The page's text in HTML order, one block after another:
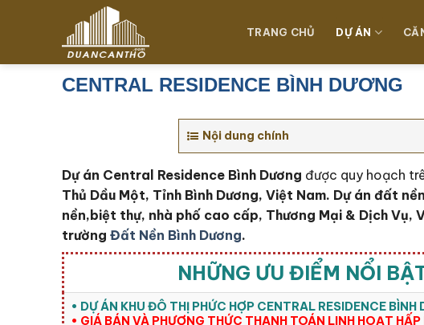
dung
TRANG CHỦ DỰ ÁN
CENTRAL RESIDENCE BÌNH DƯƠNG
Nội dung chính
Dự án Central Residence Bình Dương được quy hoạch
Thủ Dầu Một, Tỉnh Bình Dương, Việt Nam. Dự án đất
nền,biệt thự, nhà phố cao cấp, Thương Mại & Dịch Vụ,
trường Đất Nền Bình Dương.
NHỮNG ƯU ĐIỂM NỔI
• DỰ ÁN KHU ĐÔ THỊ PHỨC HỢP CENTRAL RESIDENCE
• GIÁ BÁN VÀ PHƯƠNG THỨC THANH TOÁN LINH HOẠT HẤP